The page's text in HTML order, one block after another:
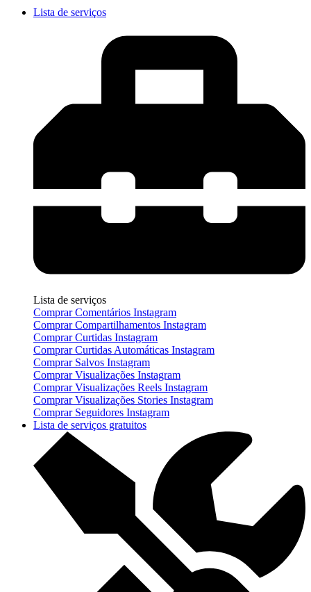
Lista de serviços
Lista de serviços
Comprar Comentários Instagram
Comprar Compartilhamentos Instagram
Comprar Curtidas Instagram
Comprar Curtidas Automáticas Instagram
Comprar Salvos Instagram
Comprar Visualizações Instagram
Comprar Visualizações Reels Instagram
Comprar Visualizações Stories Instagram
Comprar Seguidores Instagram
Lista de serviços gratuitos